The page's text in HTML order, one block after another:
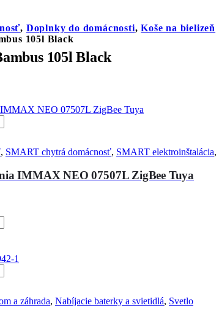
, Doplnky do domácnosti,Koše na bielizeň
105l Black
105l Black
, SMART chytrá domácnosť, SMART elektroinštalácia,
IMMAX NEO 07507L ZigBee Tuya
a záhrada, Nabíjacie baterky a svietidlá, Svetlo